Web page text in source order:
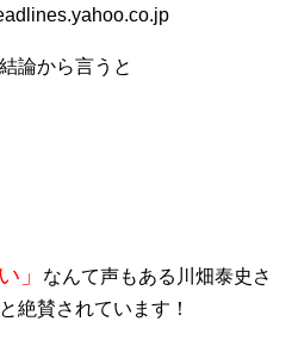
論から言うと
」
なんて声もある川畑泰史さ
絶賛されています！